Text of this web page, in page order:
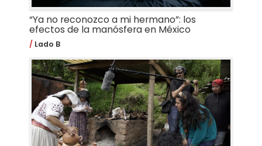
“Ya no reconozco a mi hermano”: los
efectos de la manósfera en México
Lado B